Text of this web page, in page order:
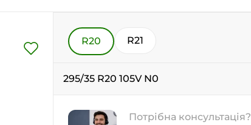
R20 R21
295/35 R20 105V N0
Потрібна консультація?